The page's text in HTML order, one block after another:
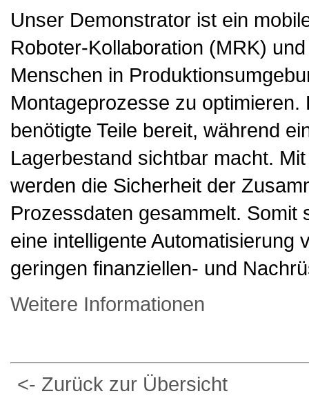
Unser Demonstrator ist ein
Roboter-Kollaboration (MRK)
Menschen in
Montageprozesse zu
benötigte Teile bereit, während
Lagerbestand sichtbar macht.
werden die Sicherheit der
Prozessdaten gesammelt. Somit
eine intelligente Automatisierung
geringen finanziellen- und
Weitere Informationen
<- Zurück zur Übersicht